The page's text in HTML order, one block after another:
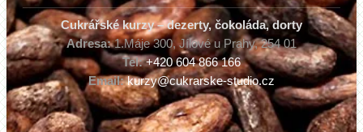
Cukrářské kurzy – dezerty, čokoláda, dorty
Adresa:1.Máje 300, Jílové u Prahy, 254 01
Tel: +420 604 866 166
Email: kurzy@cukrarske-studio.cz